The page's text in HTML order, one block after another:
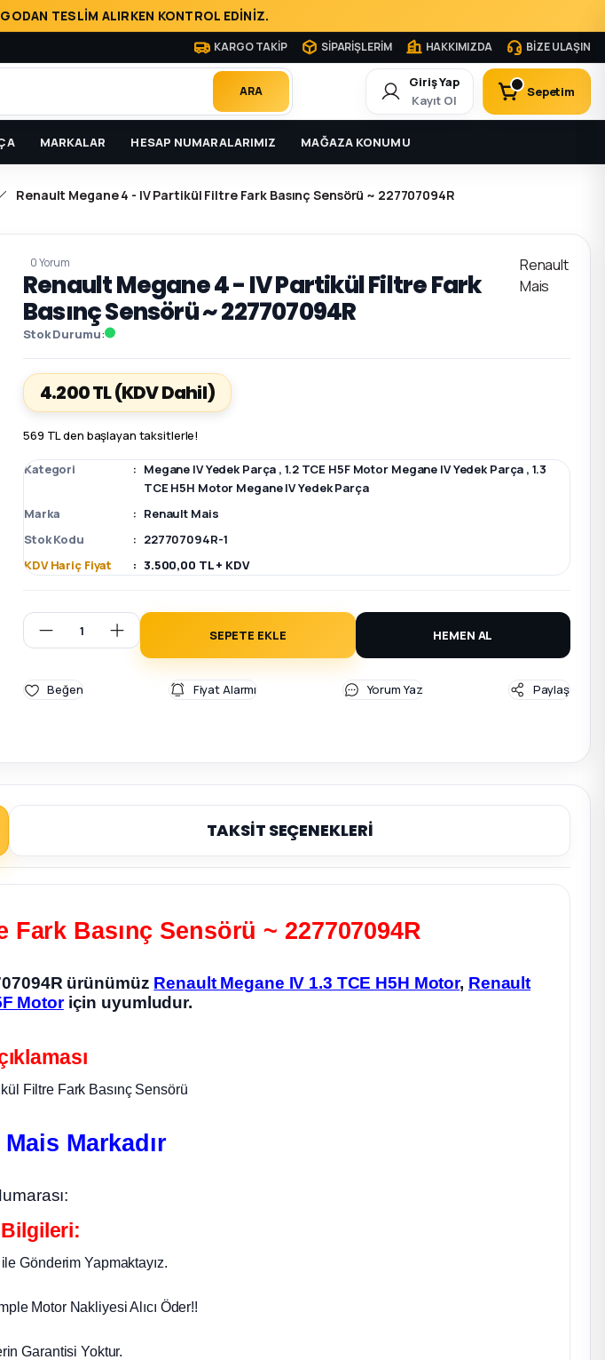
TESLİM ALIRKEN KONTROL EDİNİZ.
KARGO TAKİP SİPARİŞLERİM HAKKIMIZDA BİZE ULAŞIN
ARA
Giriş Yap
Kayıt Ol
Sepetim
MARKALAR HESAP NUMARALARIMIZ MAĞAZA KONUMU
Renault Megane 4 - IV Partikül Filtre Fark Basınç Sensörü ~ 227707094R
0 Yorum
Renault Megane 4 - IV Partikül Filtre Fark
Basınç Sensörü ~ 227707094R
Stok Durumu
Renault
Mais
4.200 TL(KDV Dahil)
569 TL den başlayan taksitlerle!
Kategori Megane IV Yedek Parça ,1.2 TCE H5F Motor Megane IV Yedek Parça ,1.3
TCE H5H Motor Megane IV Yedek Parça
Marka
Renault Mais
Stok Kodu
227707094R-1
KDV Hariç Fiyat
3.500,00 TL + KDV
SEPETE EKLE HEMEN AL
Fiyat Alarmı Yorum Yaz Paylaş
TAKSİT SEÇENEKLERİ
Basınç Sensörü ~ 227707094R
ürünümüz Renault Megane IV 1.3 TCE H5H Motor, Renault
Motoriçin uyumludur.
Filtre Fark Basınç Sensörü
Markadır
Gönderim Yapmaktayız.
Motor Nakliyesi Alıcı Öder!!
Garantisi Yoktur.